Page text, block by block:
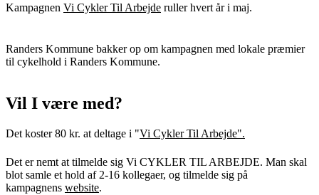
Kampagnen Vi Cykler Til Arbejde ruller hvert år i maj.
Randers Kommune bakker op om kampagnen med lokale præmier
til cykelhold i Randers Kommune.
Vil I være med?
Det koster 80 kr. at deltage i "Vi Cykler Til Arbejde".
Det er nemt at tilmelde sig Vi CYKLER TIL ARBEJDE. Man skal
blot samle et hold af 2-16 kollegaer, og tilmelde sig på
kampagnens website.